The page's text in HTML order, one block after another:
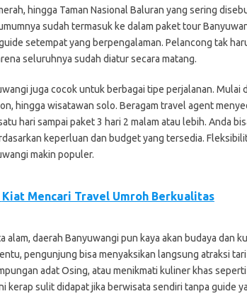
hingga Taman Nasional Baluran yang sering
sudah termasuk ke dalam paket tour
setempat yang berpengalaman. Pelancong tak
seluruhnya sudah diatur secara matang.
juga cocok untuk berbagai tipe perjalanan. Mulai
hingga wisatawan solo. Beragam travel agent
hari sampai paket 3 hari 2 malam atau lebih. Anda
keperluan dan budget yang tersedia.
makin populer.
Kiat Mencari Travel Umroh Berkualitas
alam, daerah Banyuwangi pun kaya akan budaya dan
pengunjung bisa menyaksikan langsung atraksi
adat Osing, atau menikmati kuliner khas
kerap sulit didapat jika berwisata sendiri tanpa guide